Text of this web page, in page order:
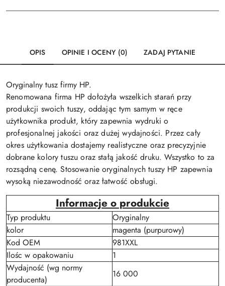
OPIS OPINIE I OCENY (0) ZADAJ PYTANIE
Oryginalny tusz firmy HP.
Renomowana firma HP dołożyła wszelkich starań przy
produkcji swoich tuszy, oddając tym samym w ręce
użytkownika produkt, który zapewnia wydruki o
profesjonalnej jakości oraz dużej wydajności. Przez cały
okres użytkowania dostajemy realistyczne oraz precyzyjnie
dobrane kolory tuszu oraz stałą jakość druku. Wszystko to za
rozsądną cenę. Stosowanie oryginalnych tuszy HP zapewnia
wysoką niezawodność oraz łatwość obsługi.
Informacje o produkcie
Typ produktu
Oryginalny
kolor
magenta (purpurowy)
Kod OEM
981XXL
Ilośc w opakowaniu
1
Wydajność (wg normy
producenta)
16 000